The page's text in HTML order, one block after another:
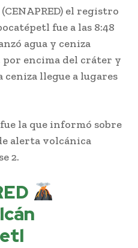
el registro
fue a las 8:48
agua y ceniza
por encima del cráter y
ceniza llegue a lugares
la que informó sobre
alerta volcánica
2.